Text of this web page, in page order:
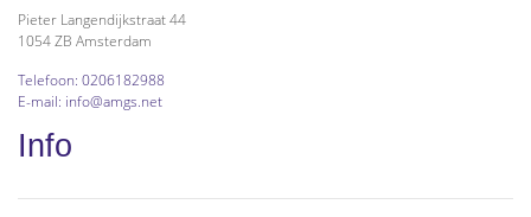
Pieter Langendijkstraat 44
1054 ZB Amsterdam
Telefoon: 0206182988
E-mail: info@amgs.net
Info